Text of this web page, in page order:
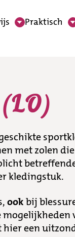
Praktisch
met zolen
kledingstuk.
ookbij
mogelijkheden
hier een